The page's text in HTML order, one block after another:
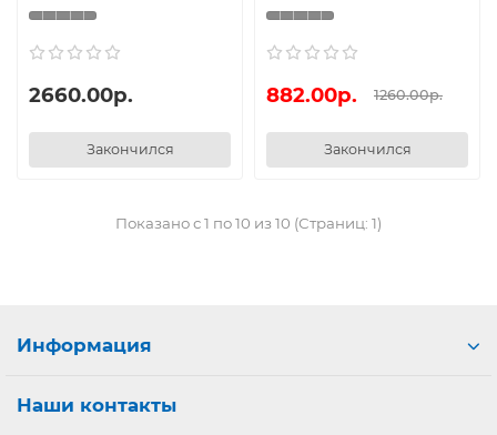
2660.00р.
Закончился
882.00р. 1260.00р.
Закончился
Показано с 1 по 10 из 10 (Страниц: 1)
Информация
Наши контакты